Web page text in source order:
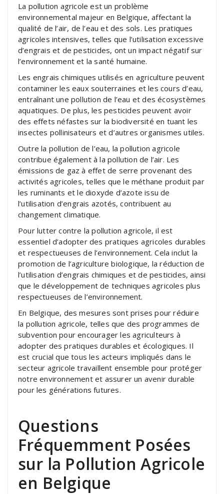
La pollution agricole est un problème
environnemental majeur en Belgique, affectant la
qualité de l’air, de l’eau et des sols. Les pratiques
agricoles intensives, telles que l’utilisation excessive
d’engrais et de pesticides, ont un impact négatif sur
l’environnement et la santé humaine.
Les engrais chimiques utilisés en agriculture peuvent
contaminer les eaux souterraines et les cours d’eau,
entraînant une pollution de l’eau et des écosystèmes
aquatiques. De plus, les pesticides peuvent avoir
des effets néfastes sur la biodiversité en tuant les
insectes pollinisateurs et d’autres organismes utiles.
Outre la pollution de l’eau, la pollution agricole
contribue également à la pollution de l’air. Les
émissions de gaz à effet de serre provenant des
activités agricoles, telles que le méthane produit par
les ruminants et le dioxyde d’azote issu de
l’utilisation d’engrais azotés, contribuent au
changement climatique.
Pour lutter contre la pollution agricole, il est
essentiel d’adopter des pratiques agricoles durables
et respectueuses de l’environnement. Cela inclut la
promotion de l’agriculture biologique, la réduction de
l’utilisation d’engrais chimiques et de pesticides, ainsi
que le développement de techniques agricoles plus
respectueuses de l’environnement.
En Belgique, des mesures sont prises pour réduire
la pollution agricole, telles que des programmes de
subvention pour encourager les agriculteurs à
adopter des pratiques durables et écologiques. Il
est crucial que tous les acteurs impliqués dans le
secteur agricole travaillent ensemble pour protéger
notre environnement et assurer un avenir durable
pour les générations futures.
Questions
Fréquemment Posées
sur la Pollution Agricole
en Belgique